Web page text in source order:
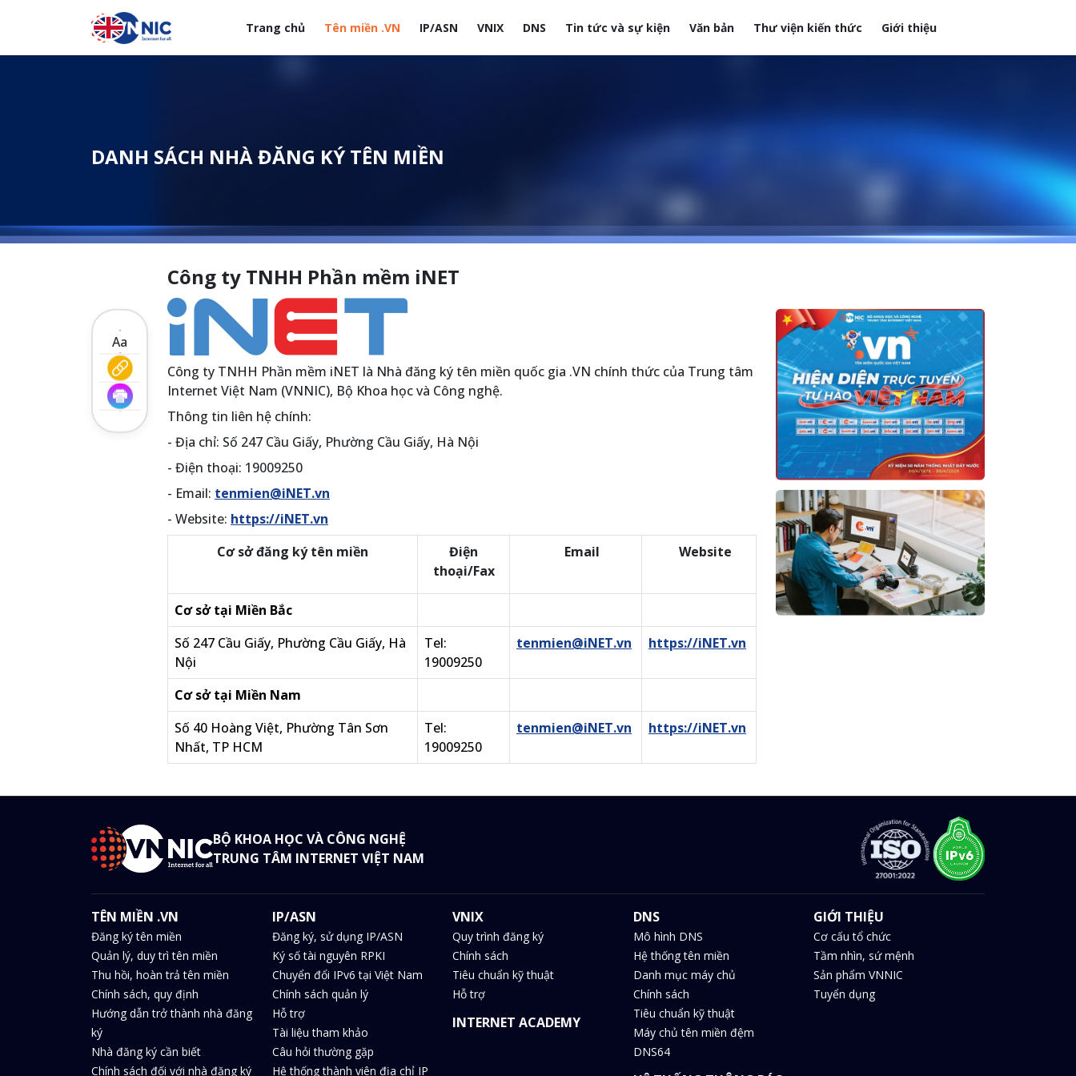
Nhảy đến nội dung
Trang chủ Tên miền .VN IP/ASN VNIX DNS Tin tức và sự kiện Văn bản Thư viện kiến thức Giới thiệu
Menuheader của website
DANH SÁCH NHÀ ĐĂNG KÝ TÊN MIỀN
Aa
Công ty TNHH Phần mềm iNET
Công ty TNHH Phần mềm iNET là Nhà đăng ký tên miền quốc gia .VN chính thức của Trung tâm
Internet Việt Nam (VNNIC), Bộ Khoa học và Công nghệ.
Thông tin liên hệ chính:
- Địa chỉ: Số 247 Cầu Giấy, Phường Cầu Giấy, Hà Nội
- Điện thoại: 19009250
- Email: tenmien@iNET.vn
- Website: https://iNET.vn
Cơ sở đăng ký tên miền
Điện
thoại/Fax
Email Website
Cơ sở tại Miền Bắc
Số 247 Cầu Giấy, Phường Cầu Giấy, Hà
Nội
Tel:
19009250
tenmien@iNET.vn https://iNET.vn
Cơ sở tại Miền Nam
Số 40 Hoàng Việt, Phường Tân Sơn
Nhất, TP HCM
Tel:
19009250
tenmien@iNET.vn https://iNET.vn
BỘ KHOA HỌC VÀ CÔNG NGHỆ
TRUNG TÂM INTERNET VIỆT NAM
TÊN MIỀN .VN
Đăng ký tên miền
Quản lý, duy trì tên miền
Thu hồi, hoàn trả tên miền
Chính sách, quy định
Hướng dẫn trở thành nhà đăng
ký
Nhà đăng ký cần biết
Chính sách đối với nhà đăng ký
IP/ASN
Đăng ký, sử dụng IP/ASN
Ký số tài nguyên RPKI
Chuyển đổi IPv6 tại Việt Nam
Chính sách quản lý
Hỗ trợ
Tài liệu tham khảo
Câu hỏi thường gặp
Hệ thống thành viên địa chỉ IP
VNIX
Quy trình đăng ký
Chính sách
Tiêu chuẩn kỹ thuật
Hỗ trợ
INTERNET ACADEMY
DNS
Mô hình DNS
Hệ thống tên miền
Danh mục máy chủ
Chính sách
Tiêu chuẩn kỹ thuật
Máy chủ tên miền đệm
DNS64
GIỚI THIỆU
Cơ cấu tổ chức
Tầm nhìn, sứ mệnh
Sản phẩm VNNIC
Tuyển dụng